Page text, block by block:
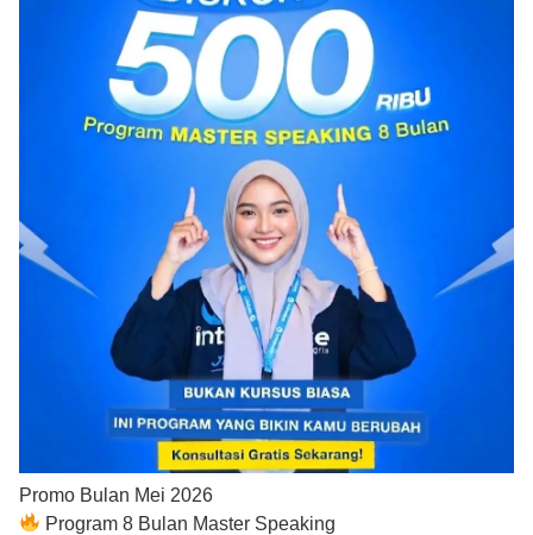
Promo Bulan Mei 2026
Program 8 Bulan Master Speaking